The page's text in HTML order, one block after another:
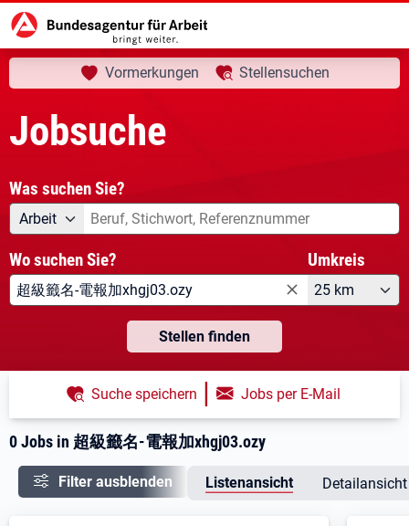
Startseite Jobsuche aktuelle Seite:
Ihre Suche
Vormerkungen Stellensuchen
Jobsuche
Was suchen Sie?
Angebotsart
Arbeit Was suchen Sie?
Wo suchen Sie? Umkreis
25 km
Stellen finden
0 Jobs in 超級籤名-電報加xhgj03.ozy
Suche speichern | Jobs per E-Mail
Filter ausblenden Listenansicht Detailansicht